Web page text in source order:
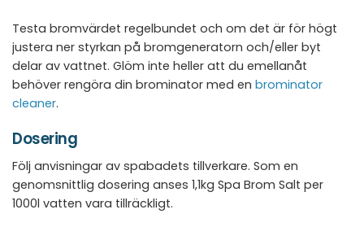
Testa bromvärdet regelbundet och om det är för högt
justera ner styrkan på bromgeneratorn och/eller byt
delar av vattnet. Glöm inte heller att du emellanåt
behöver rengöra din brominator med en brominator
cleaner.
Dosering
Följ anvisningar av spabadets tillverkare. Som en
genomsnittlig dosering anses 1,1kg Spa Brom Salt per
1000l vatten vara tillräckligt.